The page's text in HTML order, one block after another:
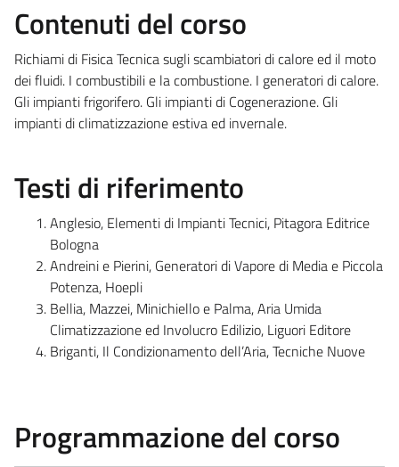
Contenuti del corso
Richiami di Fisica Tecnica sugli scambiatori di calore ed il moto
dei fluidi. I combustibili e la combustione. I generatori di calore.
Gli impianti frigorifero. Gli impianti di Cogenerazione. Gli
impianti di climatizzazione estiva ed invernale.
Testi di riferimento
Anglesio, Elementi di Impianti Tecnici, Pitagora Editrice
Bologna
Andreini e Pierini, Generatori di Vapore di Media e Piccola
Potenza, Hoepli
Bellia, Mazzei, Minichiello e Palma, Aria Umida
Climatizzazione ed Involucro Edilizio, Liguori Editore
Briganti, Il Condizionamento dell’Aria, Tecniche Nuove
Programmazione del corso